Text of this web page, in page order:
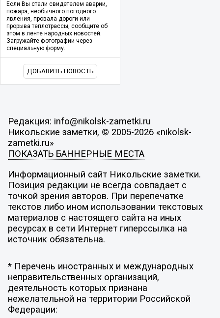
Если Вы стали свидетелем аварии,
пожара, необычного погодного
явления, провала дороги или
прорыва теплотрассы, сообщите об
этом в ленте народных новостей.
Загружайте фотографии через
специальную форму.
ДОБАВИТЬ НОВОСТЬ
Редакция: info@nikolsk-zametki.ru
Никольские заметки, © 2005-2026 «nikolsk-
zametki.ru»
ПОКАЗАТЬ БАННЕРНЫЕ МЕСТА
Информационный сайт Никольские заметки.
Позиция редакции не всегда совпадает с
точкой зрения авторов. При перепечатке
текстов либо ином использовании текстовых
материалов с настоящего сайта на иных
ресурсах в сети Интернет гиперссылка на
источник обязательна.
* Перечень иностранных и международных
неправительственных организаций,
деятельность которых признана
нежелательной на территории Российской
Федерации: